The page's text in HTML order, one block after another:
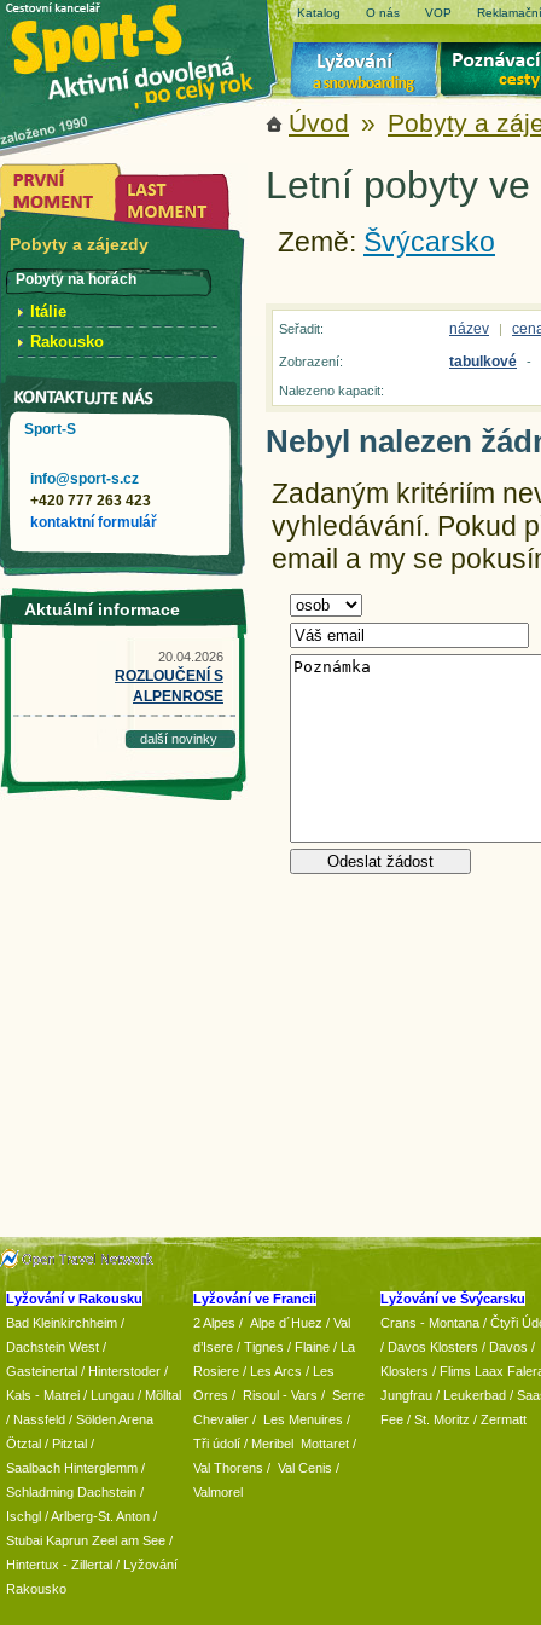
Katalog O nás VOP
Úvod » Pobyty a
Letní pobyty
Země: Švýcarsko
Seřadit: název |
Zobrazení: tabulkové
-
Nalezeno kapacit:
Nebyl nalezen
Zadaným kritériím
vyhledávání. Pokud
email a my se
Pobyty a zájezdy
Pobyty na horách
Itálie
Rakousko
Sport-S
info@sport-s.cz
+420 777 263 423
kontaktní formulář
Aktuální informace
20.04.2026
ROZLOUČENÍ S
ALPENROSE
další novinky
Lyžování v Rakousku
Bad Kleinkirchheim /
Dachstein West /
Gasteinertal / Hinterstoder /
Kals - Matrei / Lungau / Mölltal
/ Nassfeld / Sölden Arena
Ötztal / Pitztal /
Saalbach Hinterglemm /
Schladming Dachstein /
Ischgl /Arlberg-St. Anton /
Stubai Kaprun Zeel am See /
Hintertux - Zillertal / Lyžování
Rakousko
Lyžování ve Francii
2 Alpes / Alpe d´Huez / Val
d’Isere / Tignes / Flaine / La
Rosiere / Les Arcs / Les
Orres / Risoul - Vars / Serre
Chevalier / Les Menuires /
Tři údolí / Meribel Mottaret /
Val Thorens / Val Cenis /
Valmorel
Lyžování ve Švýcarsku
Crans - Montana / Čtyři
/ Davos Klosters / Davos /
Klosters / Flims Laax
Jungfrau / Leukerbad /
Fee / St. Moritz / Zermatt